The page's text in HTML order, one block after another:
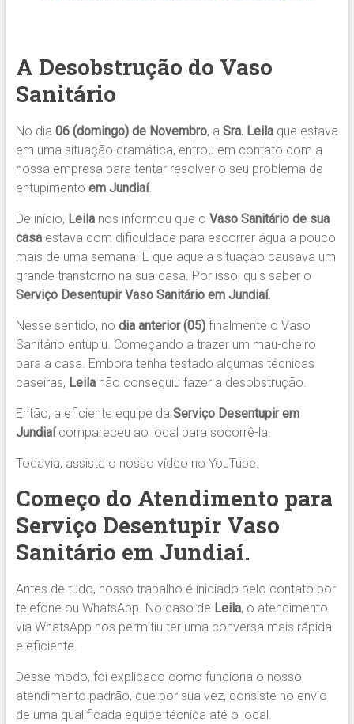
A Desobstrução do Vaso
Sanitário
No dia 06 (domingo) de Novembro, a Sra. Leilaque estava
em uma situação dramática, entrou em contato com a
nossa empresa para tentar resolver o seu problema de
entupimento em Jundiaí.
De início, Leilanos informou que o Vaso Sanitário de sua
casaestava com dificuldade para escorrer água a pouco
mais de uma semana. E que aquela situação causava um
grande transtorno na sua casa. Por isso, quis saber o
Serviço Desentupir Vaso Sanitário em Jundiaí.
Nesse sentido, no dia anterior (05)finalmente o Vaso
Sanitário entupiu. Começando a trazer um mau-cheiro
para a casa. Embora tenha testado algumas técnicas
caseiras, Leilanão conseguiu fazer a desobstrução.
Então, a eficiente equipe da Serviço Desentupir em
Jundiaícompareceu ao local para socorrê-la.
Todavia, assista o nosso vídeo no YouTube:
Começo do Atendimento para
Serviço Desentupir Vaso
Sanitário em Jundiaí.
Antes de tudo, nosso trabalho é iniciado pelo contato por
telefone ou WhatsApp. No caso de Leila, o atendimento
via WhatsApp nos permitiu ter uma conversa mais rápida
e eficiente.
Desse modo, foi explicado como funciona o nosso
atendimento padrão, que por sua vez, consiste no envio
de uma qualificada equipe técnica até o local.